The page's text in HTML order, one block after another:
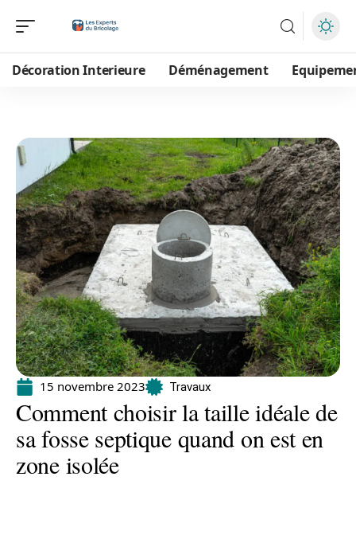
Décoration Interieure Déménagement
15 novembre 2023 Travaux
Comment choisir la taille idéale de
sa fosse septique quand on est en
zone isolée